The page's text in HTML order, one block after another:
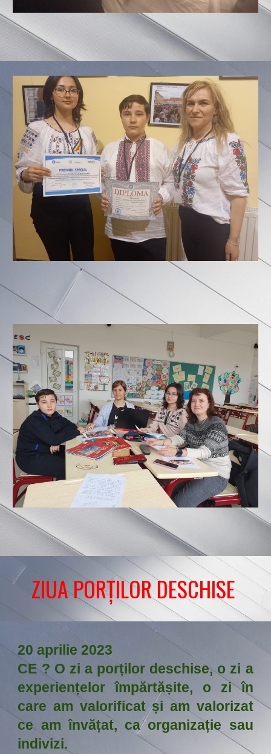
ZIUA PORȚILOR DESCHISE
20 aprilie 2023
CE ? O zi a porților deschise, o zi a
experiențelor împărtășite, o zi în
care am valorificat și am valorizat
ce am învățat, ca organizație sau
indivizi.